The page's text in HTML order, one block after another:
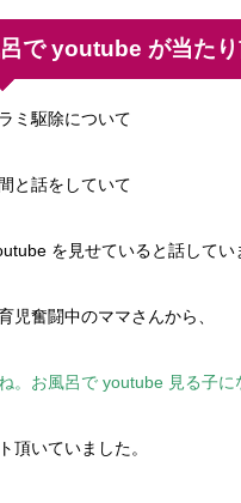
で youtube が当た
ミ駆除について
と話をしていて
を見せていると話してい
児奮闘中のママさんから、
。お風呂で youtube 見る子に
頂いていました。